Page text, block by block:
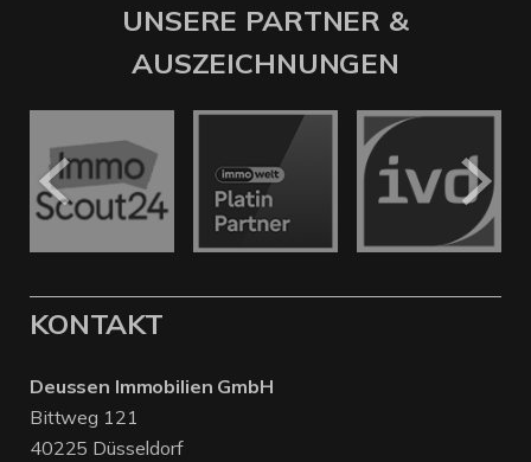
UNSERE PARTNER &
AUSZEICHNUNGEN
KONTAKT
Deussen Immobilien GmbH
Bittweg 121
40225 Düsseldorf